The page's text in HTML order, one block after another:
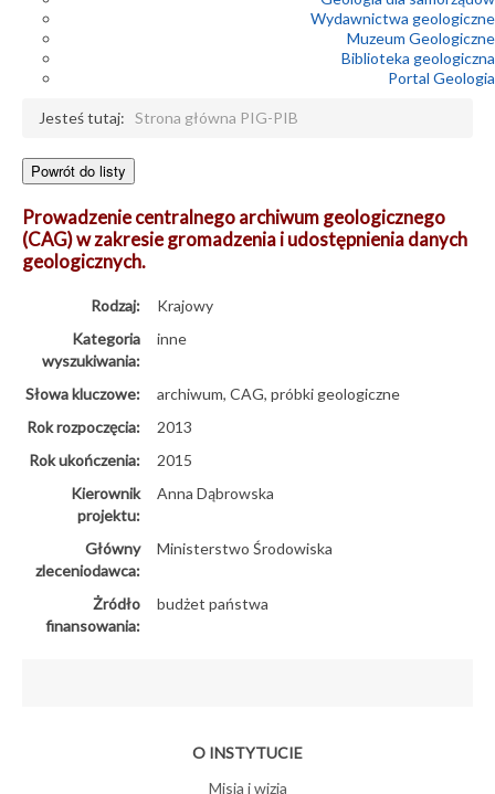
Wydawnictwa geologiczne
Muzeum Geologiczne
Biblioteka geologiczna
Portal Geologia
Jesteś tutaj: Strona główna PIG-PIB
Prowadzenie centralnego archiwum geologicznego
(CAG) w zakresie gromadzenia i udostępnienia danych
geologicznych.
Rodzaj:
Krajowy
Kategoria
wyszukiwania:
inne
Słowa kluczowe:
archiwum, CAG, próbki geologiczne
Rok rozpoczęcia:
2013
Rok ukończenia:
2015
Kierownik
projektu:
Anna Dąbrowska
Główny
zleceniodawca:
Ministerstwo Środowiska
Żródło
finansowania:
budżet państwa
O INSTYTUCIE
Misja i wizja